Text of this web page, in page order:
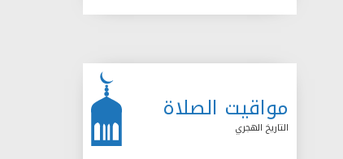
مواقيت الصلاة
التاريخ الهجري